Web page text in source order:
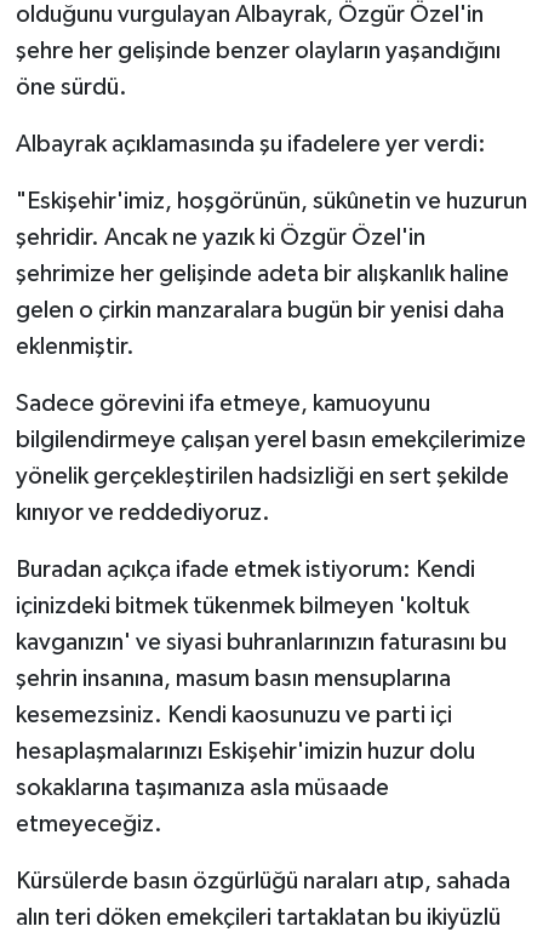
olduğunu vurgulayan Albayrak, Özgür Özel'in
şehre her gelişinde benzer olayların yaşandığını
öne sürdü.
Albayrak açıklamasında şu ifadelere yer verdi:
"Eskişehir'imiz, hoşgörünün, sükûnetin ve huzurun
şehridir. Ancak ne yazık ki Özgür Özel'in
şehrimize her gelişinde adeta bir alışkanlık haline
gelen o çirkin manzaralara bugün bir yenisi daha
eklenmiştir.
Sadece görevini ifa etmeye, kamuoyunu
bilgilendirmeye çalışan yerel basın emekçilerimize
yönelik gerçekleştirilen hadsizliği en sert şekilde
kınıyor ve reddediyoruz.
Buradan açıkça ifade etmek istiyorum: Kendi
içinizdeki bitmek tükenmek bilmeyen 'koltuk
kavganızın' ve siyasi buhranlarınızın faturasını bu
şehrin insanına, masum basın mensuplarına
kesemezsiniz. Kendi kaosunuzu ve parti içi
hesaplaşmalarınızı Eskişehir'imizin huzur dolu
sokaklarına taşımanıza asla müsaade
etmeyeceğiz.
Kürsülerde basın özgürlüğü naraları atıp, sahada
alın teri döken emekçileri tartaklatan bu ikiyüzlü